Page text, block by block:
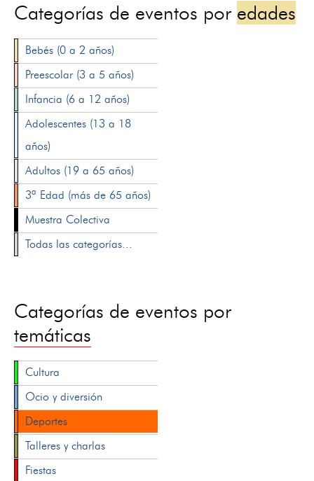
Categorías de eventos por edades
Bebés (0 a 2 años)
Preescolar (3 a 5 años)
Infancia (6 a 12 años)
Adolescentes (13 a 18
años)
Adultos (19 a 65 años)
3ª Edad (más de 65 años)
Muestra Colectiva
Todas las categorías...
Categorías de eventos por
temáticas
Cultura
Ocio y diversión
Deportes
Talleres y charlas
Fiestas